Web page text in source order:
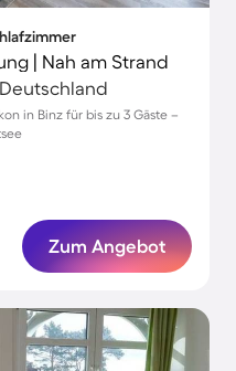
| Nah am Strand
in Binz für bis zu 3 Gäste –
Zum Angebot